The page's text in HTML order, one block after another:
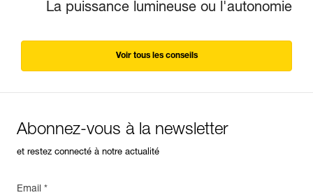
La puissance lumineuse ou l'autonomie
Voir tous les conseils
Abonnez-vous à la newsletter
et restez connecté à notre actualité
Email *